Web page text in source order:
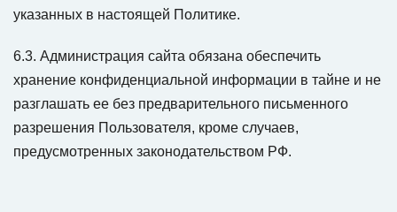
указанных в настоящей Политике.
6.3. Администрация сайта обязана обеспечить
хранение конфиденциальной информации в тайне и не
разглашать ее без предварительного письменного
разрешения Пользователя, кроме случаев,
предусмотренных законодательством РФ.